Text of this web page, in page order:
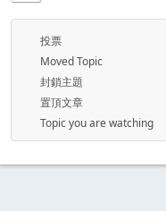
投票
Moved Topic
封鎖主題
置頂文章
Topic you are watching